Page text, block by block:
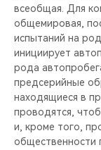
CHERY REMOTE
CHERY И СПОРТ
НАШИ
ВИДЕООБЗОРЫ
всеобщая. Для
общемировая,
испытаний на
инициирует
рода
предсерийные
находящиеся в
проводятся,
и, кроме того,
общественности